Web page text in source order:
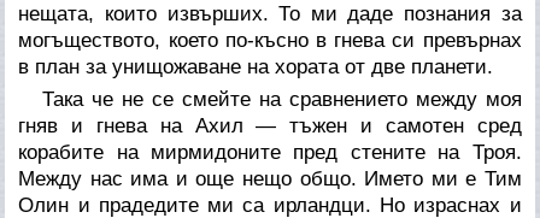
нещата, които извърших. То ми даде познания за
могъществото, което по-късно в гнева си превърнах
в план за унищожаване на хората от две планети.
Така че не се смейте на сравнението между моя
гняв и гнева на Ахил — тъжен и самотен сред
корабите на мирмидоните пред стените на Троя.
Между нас има и още нещо общо. Името ми е Тим
Олин и прадедите ми са ирландци. Но израснах и